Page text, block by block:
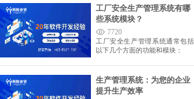
工厂安全生产管理系统有哪
些系统模块？
7720
工厂安全生产管理系统通常包括
以下几个方面的功能和模块：
生产管理系统：为您的企业
提升生产效率